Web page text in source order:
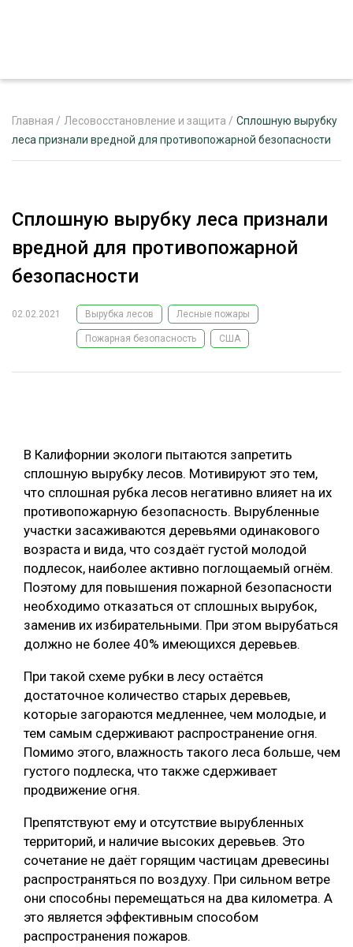
РЕКЛАМОДАТЕЛЯМ
ЛЕСНОЕ ХОЗЯЙСТВО
ЛЕСОЗАГОТОВКА
ОБРАБОТКА ДРЕВЕСИНЫ
ЛЕСОВОССТАНОВЛЕНИЕ И ЗАЩИТА
ЛОГИСТИКА
ПРОИЗВОДСТВО ДРЕВЕСНЫХ ПЛИТ
ЦБП
КОМПЛЕКСНАЯ ПЕРЕРАБОТКА
ДЕРЕВЯННОЕ ДОМОСТРОЕНИЕ
БЕЗОПАСНОЕ ПРОИЗВОДСТВО
СОРТИРОВКА ДРЕВЕСИНЫ
СУШКА ДРЕВЕСИНЫ
МЕБЕЛЬНОЕ ПРОИЗВОДСТВО
ТЕМАТИЧЕСКИЕ ПРОЕКТЫ
ЭКСПЕРТНОЕ МНЕНИЕ
Главная / Лесовосстановление и защита / Сплошную вырубку
леса признали вредной для противопожарной безопасности
Сплошную вырубку леса признали
вредной для противопожарной
безопасности
02.02.2021 Вырубка лесов Лесные пожары
Пожарная безопасность США
В Калифорнии экологи пытаются запретить
сплошную вырубку лесов. Мотивируют это тем,
что сплошная рубка лесов негативно влияет на их
противопожарную безопасность. Вырубленные
участки засаживаются деревьями одинакового
возраста и вида, что создаёт густой молодой
подлесок, наиболее активно поглощаемый огнём.
Поэтому для повышения пожарной безопасности
необходимо отказаться от сплошных вырубок,
заменив их избирательными. При этом вырубаться
должно не более 40% имеющихся деревьев.
При такой схеме рубки в лесу остаётся
достаточное количество старых деревьев,
которые загораются медленнее, чем молодые, и
тем самым сдерживают распространение огня.
Помимо этого, влажность такого леса больше, чем
густого подлеска, что также сдерживает
продвижение огня.
Препятствуют ему и отсутствие вырубленных
территорий, и наличие высоких деревьев. Это
сочетание не даёт горящим частицам древесины
распространяться по воздуху. При сильном ветре
они способны перемещаться на два километра. А
это является эффективным способом
распространения пожаров.